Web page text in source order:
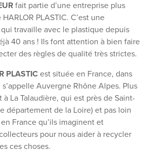
fait partie d’une entreprise plus
PLASTIC. C’est une
travaille avec le plastique depuis
40 ans ! Ils font attention à bien faire
des règles de qualité très strictes.
PLASTIC est située en France, dans
Auvergne Rhône Alpes. Plus
La Talaudière, qui est près de Saint-
département de la Loire) et pas loin
France qu’ils imaginent et
pour nous aider à recycler
ces choses.